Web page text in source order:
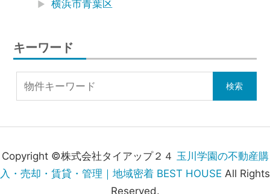
横浜市青葉区
キーワード
Copyright ©株式会社タイアップ２４ 玉川学園の不動産購
入・売却・賃貸・管理｜地域密着 BEST HOUSE All Rights
Reserved.